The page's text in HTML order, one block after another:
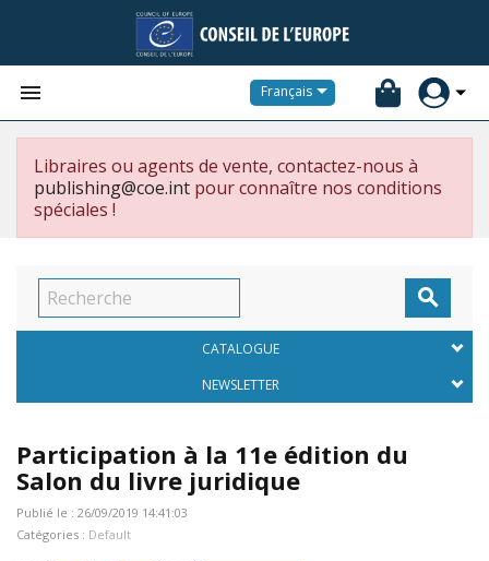
 Français
Libraires ou agents de vente, contactez-nous à
publishing@coe.int pour connaître nos conditions
spéciales !

CATALOGUE
NEWSLETTER
Participation à la 11e édition du
Salon du livre juridique
Publié le : 26/09/2019 14:41:03
Catégories : Default